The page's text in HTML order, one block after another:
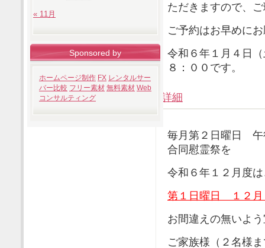
ただきますので、
ご予約はお早めに
令和６年１月４日
８：００です。
詳細
毎月第２日曜日 午
合同慰霊祭を
令和６年１２月度
第１日曜日 １２月
お間違えの無いよ
ご家族様（２名様
« 11月
Sponsored by
ホームページ制作 FX レンタルサー
バー比較 フリー素材 無料素材 Web
コンサルティング